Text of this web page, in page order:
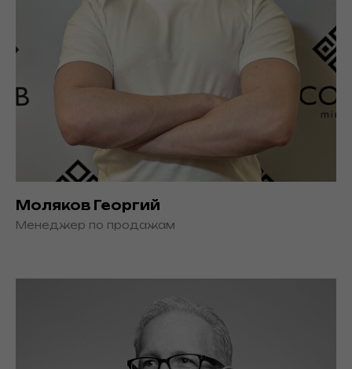
Моляков Георгий
Менеджер по продажам